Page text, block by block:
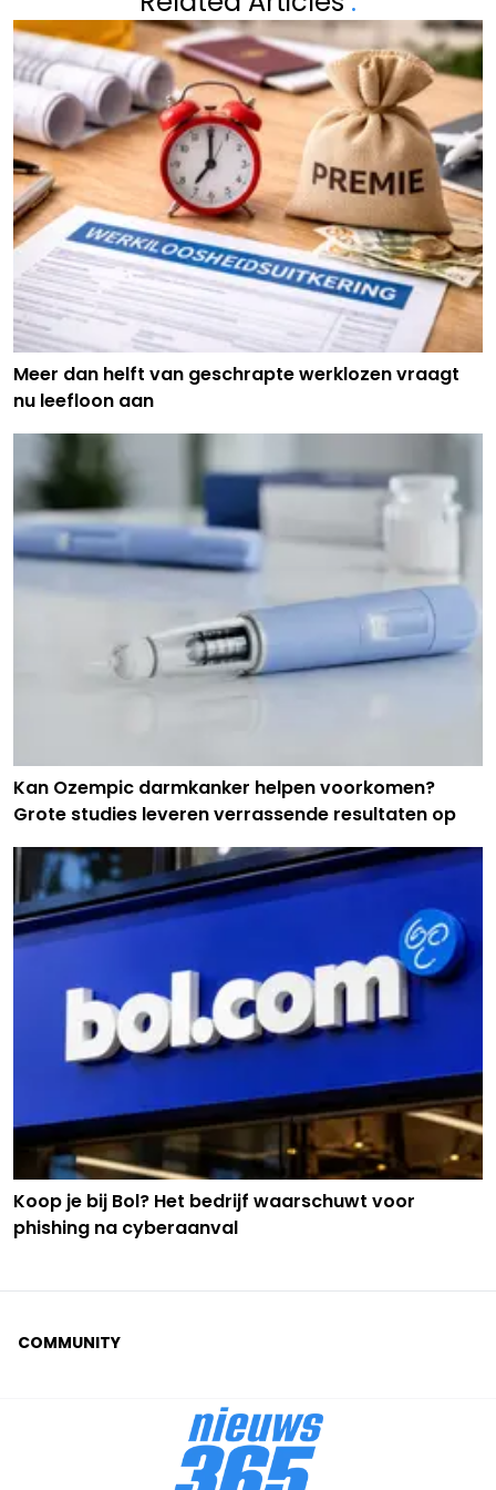
Meer dan helft van geschrapte werklozen vraagt
nu leefloon aan
Kan Ozempic darmkanker helpen voorkomen?
Grote studies leveren verrassende resultaten op
Koop je bij Bol? Het bedrijf waarschuwt voor
phishing na cyberaanval
COMMUNITY